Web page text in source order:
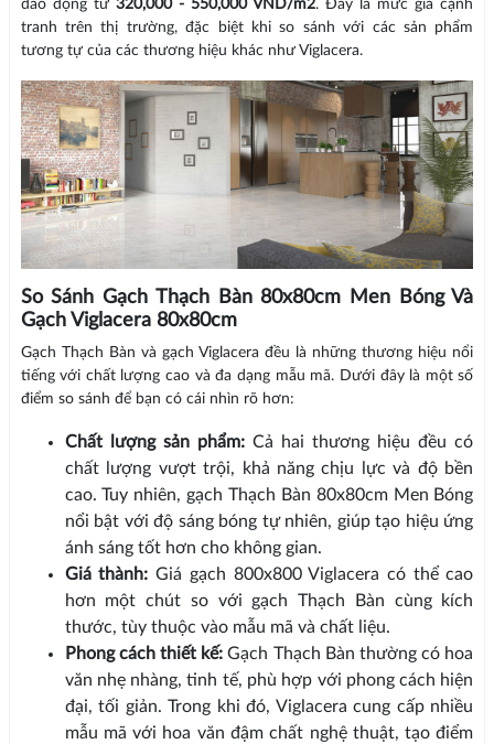
dao động từ 320,000 - 550,000 VND/m2. Đây là mức giá cạnh
tranh trên thị trường, đặc biệt khi so sánh với các sản phẩm
tương tự của các thương hiệu khác như Viglacera.
So Sánh Gạch Thạch Bàn 80x80cm Men Bóng Và
Gạch Viglacera 80x80cm
Gạch Thạch Bàn và gạch Viglacera đều là những thương hiệu nổi
tiếng với chất lượng cao và đa dạng mẫu mã. Dưới đây là một số
điểm so sánh để bạn có cái nhìn rõ hơn:
Chất lượng sản phẩm:Cả hai thương hiệu đều có
chất lượng vượt trội, khả năng chịu lực và độ bền
cao. Tuy nhiên, gạch Thạch Bàn 80x80cm Men Bóng
nổi bật với độ sáng bóng tự nhiên, giúp tạo hiệu ứng
ánh sáng tốt hơn cho không gian.
Giá thành: Giá gạch 800x800 Viglacera có thể cao
hơn một chút so với gạch Thạch Bàn cùng kích
thước, tùy thuộc vào mẫu mã và chất liệu.
Phong cách thiết kế: Gạch Thạch Bàn thường có hoa
văn nhẹ nhàng, tinh tế, phù hợp với phong cách hiện
đại, tối giản. Trong khi đó, Viglacera cung cấp nhiều
mẫu mã với hoa văn đậm chất nghệ thuật, tạo điểm